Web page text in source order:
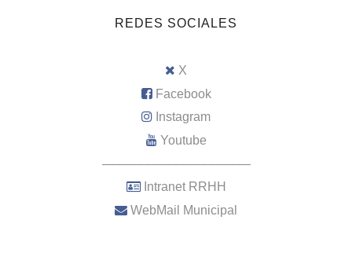
REDES SOCIALES
X
Facebook
Instagram
Youtube
–––––––––––––––––––––
Intranet RRHH
WebMail Municipal